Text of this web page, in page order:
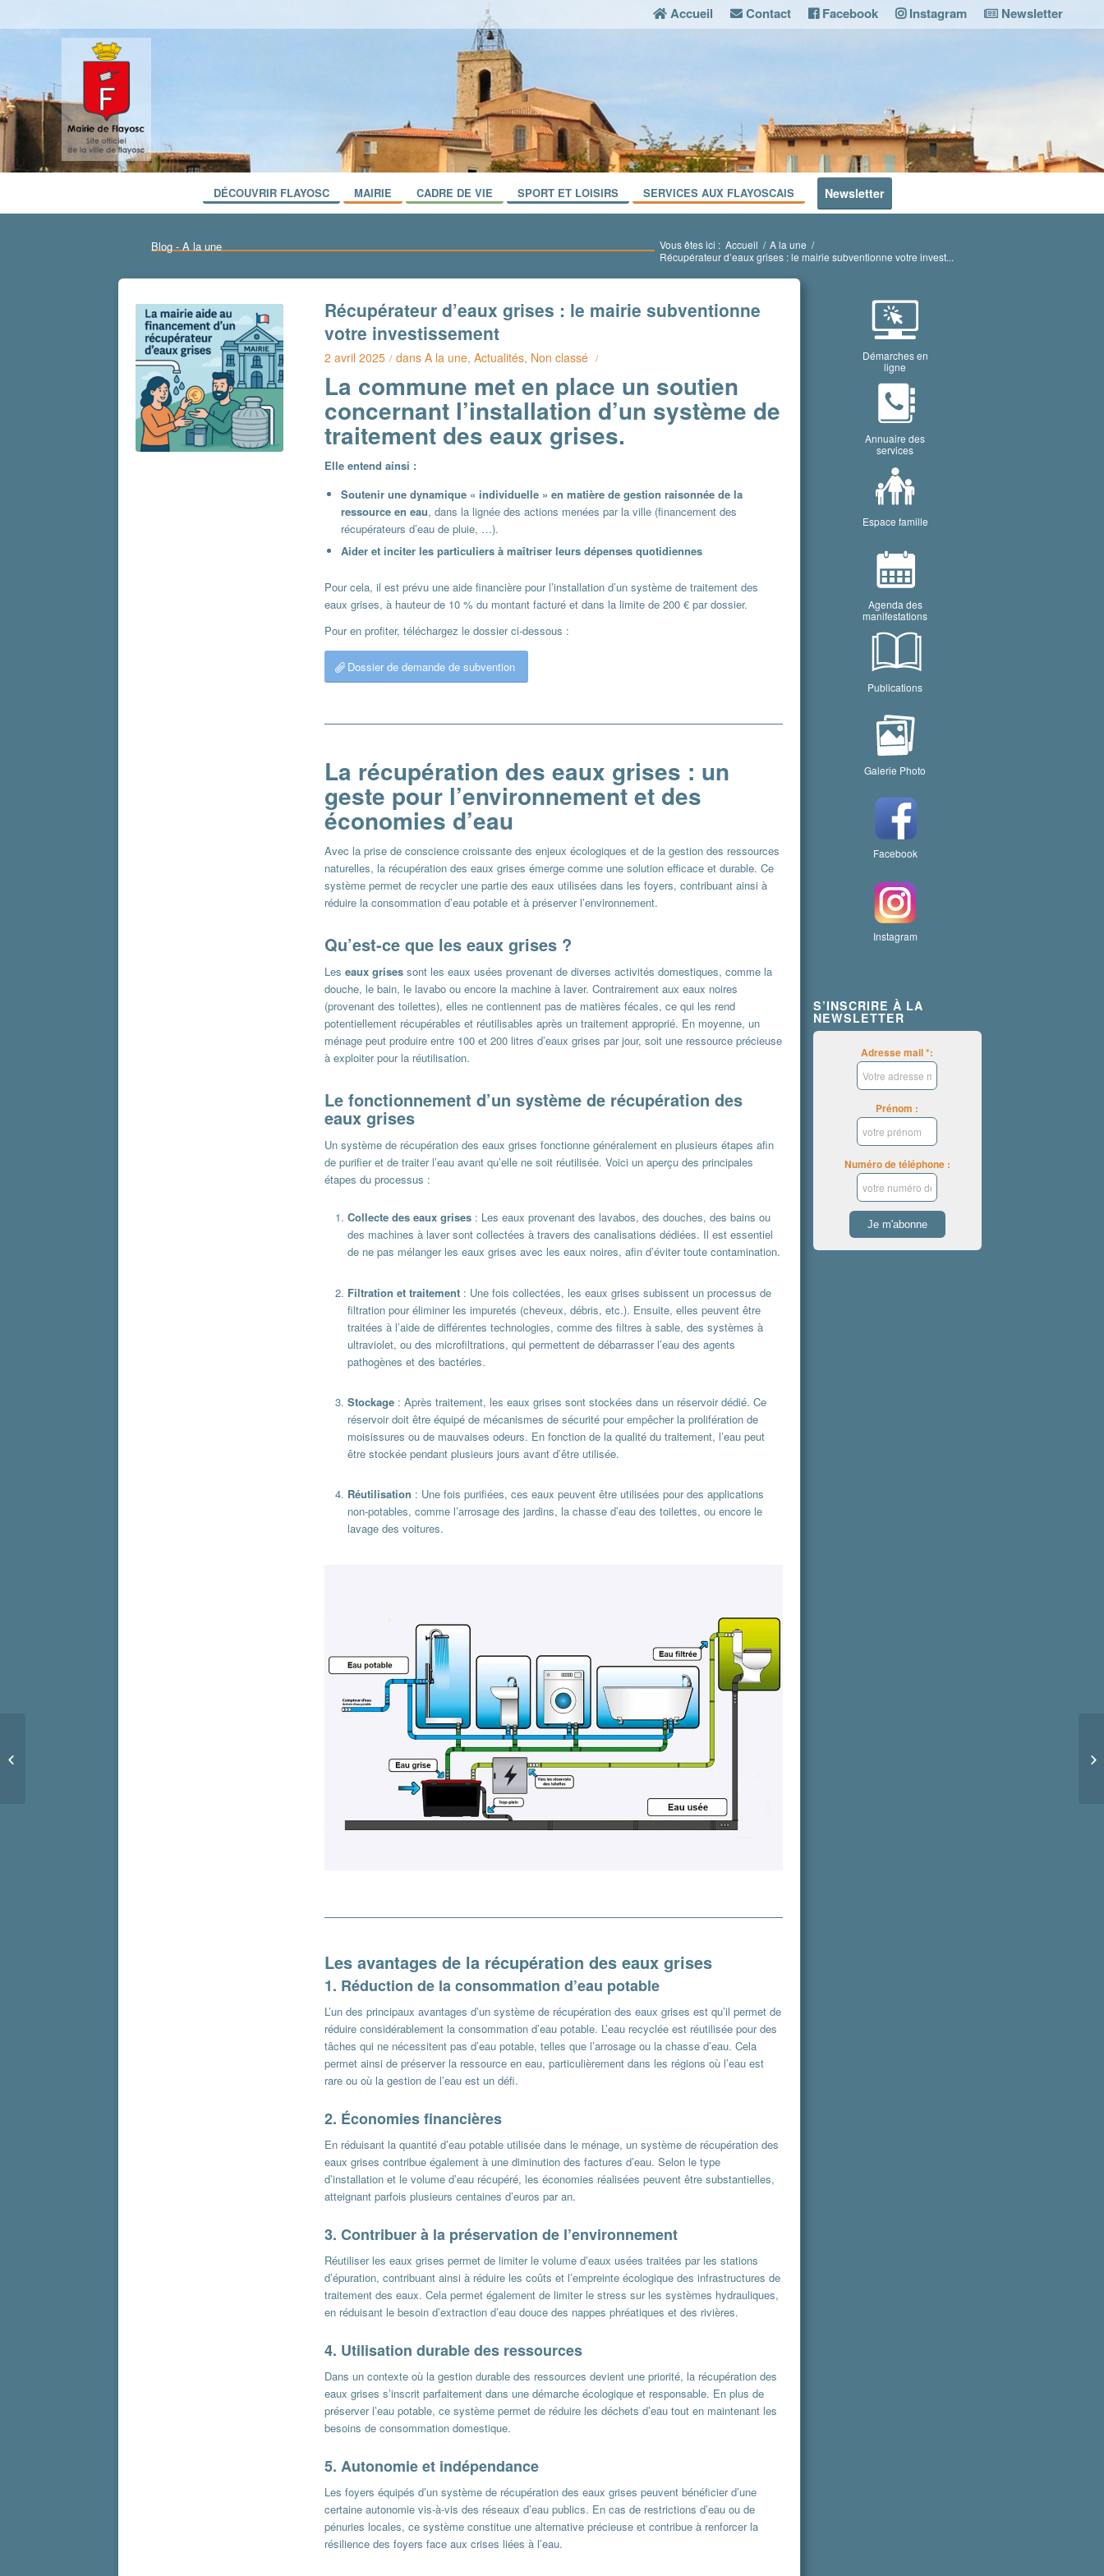
Accueil Contact Facebook Instagram Newsletter
DÉCOUVRIR FLAYOSC MAIRIE CADRE DE VIE SPORT ET LOISIRS SERVICES AUX FLAYOSCAIS Newsletter
Blog - A la une Vous êtes ici : Accueil / A la une /
Récupérateur d’eaux grises : le mairie subventionne votre invest...
Récupérateur d’eaux grises : le mairie subventionne
votre investissement
2 avril 2025 / dansA la une,Actualités, Non classé /
La commune met en place un soutien
concernant l’installation d’un système de
traitement des eaux grises.
Elle entend ainsi :
Soutenir une dynamique « individuelle » en matière de gestion raisonnée de la
ressource en eau, dans la lignée des actions menées par la ville (financement des
récupérateurs d’eau de pluie, …).
Aider et inciter les particuliers à maîtriser leurs dépenses quotidiennes
Pour cela, il est prévu une aide financière pour l’installation d’un système de traitement des
eaux grises, à hauteur de 10 % du montant facturé et dans la limite de 200 € par dossier.
Pour en profiter, téléchargez le dossier ci-dessous :
Dossier de demande de subvention
La récupération des eaux grises : un
geste pour l’environnement et des
économies d’eau
Avec la prise de conscience croissante des enjeux écologiques et de la gestion des ressources
naturelles, la récupération des eaux grises émerge comme une solution efficace et durable. Ce
système permet de recycler une partie des eaux utilisées dans les foyers, contribuant ainsi à
réduire la consommation d’eau potable et à préserver l’environnement.
Qu’est-ce que les eaux grises ?
Leseaux grises sont les eaux usées provenant de diverses activités domestiques, comme la
douche, le bain, le lavabo ou encore la machine à laver. Contrairement aux eaux noires
(provenant des toilettes), elles ne contiennent pas de matières fécales, ce qui les rend
potentiellement récupérables et réutilisables après un traitement approprié. En moyenne, un
ménage peut produire entre 100 et 200 litres d’eaux grises par jour, soit une ressource précieuse
à exploiter pour la réutilisation.
Le fonctionnement d’un système de récupération des
eaux grises
Un système de récupération des eaux grises fonctionne généralement en plusieurs étapes afin
de purifier et de traiter l’eau avant qu’elle ne soit réutilisée. Voici un aperçu des principales
étapes du processus :
Collecte des eaux grises : Les eaux provenant des lavabos, des douches, des bains ou
des machines à laver sont collectées à travers des canalisations dédiées. Il est essentiel
de ne pas mélanger les eaux grises avec les eaux noires, afin d’éviter toute contamination.
Filtration et traitement : Une fois collectées, les eaux grises subissent un processus de
filtration pour éliminer les impuretés (cheveux, débris, etc.). Ensuite, elles peuvent être
traitées à l’aide de différentes technologies, comme des filtres à sable, des systèmes à
ultraviolet, ou des microfiltrations, qui permettent de débarrasser l’eau des agents
pathogènes et des bactéries.
Stockage : Après traitement, les eaux grises sont stockées dans un réservoir dédié. Ce
réservoir doit être équipé de mécanismes de sécurité pour empêcher la prolifération de
moisissures ou de mauvaises odeurs. En fonction de la qualité du traitement, l’eau peut
être stockée pendant plusieurs jours avant d’être utilisée.
Réutilisation : Une fois purifiées, ces eaux peuvent être utilisées pour des applications
non-potables, comme l’arrosage des jardins, la chasse d’eau des toilettes, ou encore le
lavage des voitures.
Les avantages de la récupération des eaux grises
1. Réduction de la consommation d’eau potable
L’un des principaux avantages d’un système de récupération des eaux grises est qu’il permet de
réduire considérablement la consommation d’eau potable. L’eau recyclée est réutilisée pour des
tâches qui ne nécessitent pas d’eau potable, telles que l’arrosage ou la chasse d’eau. Cela
permet ainsi de préserver la ressource en eau, particulièrement dans les régions où l’eau est
rare ou où la gestion de l’eau est un défi.
2. Économies financières
En réduisant la quantité d’eau potable utilisée dans le ménage, un système de récupération des
eaux grises contribue également à une diminution des factures d’eau. Selon le type
d’installation et le volume d’eau récupéré, les économies réalisées peuvent être substantielles,
atteignant parfois plusieurs centaines d’euros par an.
3.Contribuer à la préservation de l’environnement
Réutiliser les eaux grises permet de limiter le volume d’eaux usées traitées par les stations
d’épuration, contribuant ainsi à réduire les coûts et l’empreinte écologique des infrastructures de
traitement des eaux. Cela permet également de limiter le stress sur les systèmes hydrauliques,
en réduisant le besoin d’extraction d’eau douce des nappes phréatiques et des rivières.
4. Utilisation durable des ressources
Dans un contexte où la gestion durable des ressources devient une priorité, la récupération des
eaux grises s’inscrit parfaitement dans une démarche écologique et responsable. En plus de
préserver l’eau potable, ce système permet de réduire les déchets d’eau tout en maintenant les
besoins de consommation domestique.
5.Autonomie et indépendance
Les foyers équipés d’un système de récupération des eaux grises peuvent bénéficier d’une
certaine autonomie vis-à-vis des réseaux d’eau publics. En cas de restrictions d’eau ou de
pénuries locales, ce système constitue une alternative précieuse et contribue à renforcer la
résilience des foyers face aux crises liées à l’eau.
Démarches en
ligne
Annuaire des
services
Espace famille
Agenda des
manifestations
Publications
Galerie Photo
Facebook
Instagram
S’INSCRIRE À LA
NEWSLETTER
Adresse mail *:
Prénom :
Numéro de téléphone :